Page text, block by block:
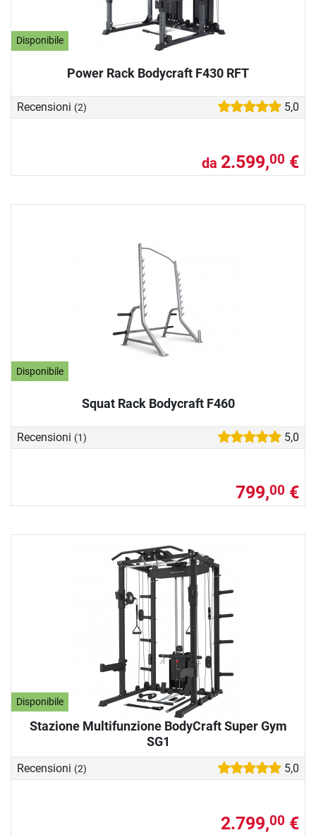
Disponibile
Power Rack Bodycraft F430 RFT
Recensioni (2) 5,0
da 2.599,00 €
Disponibile
Squat Rack Bodycraft F460
Recensioni (1) 5,0
799,00 €
Disponibile
Stazione Multifunzione BodyCraft Super Gym
SG1
Recensioni (2) 5,0
2.799,00 €